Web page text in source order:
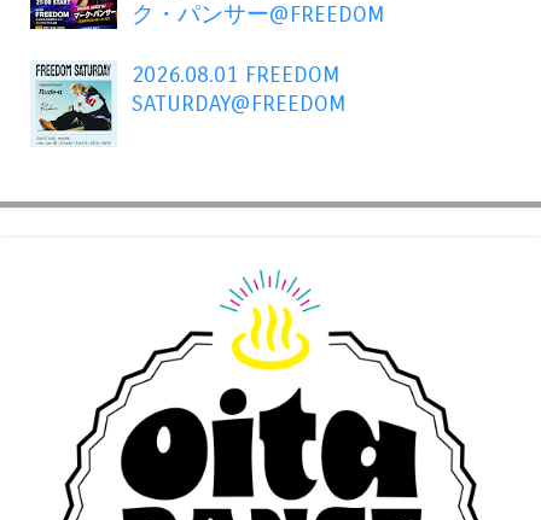
ク・パンサー@FREEDOM
2026.08.01 FREEDOM
SATURDAY@FREEDOM